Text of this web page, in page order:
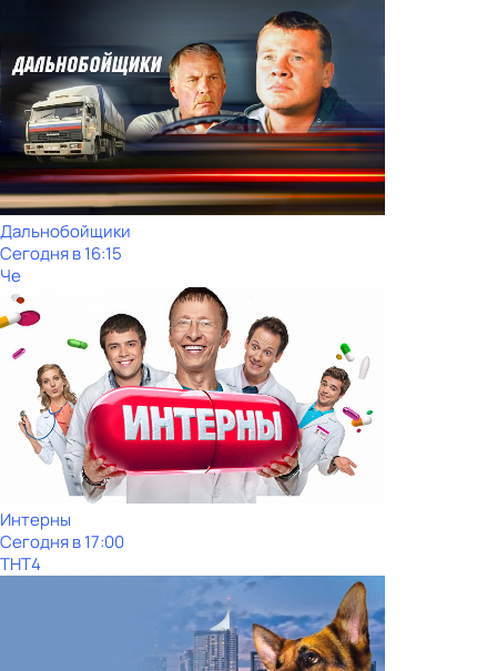
Дальнобойщики
Сегодня в 16:15
Че
Интерны
Сегодня в 17:00
ТНТ4